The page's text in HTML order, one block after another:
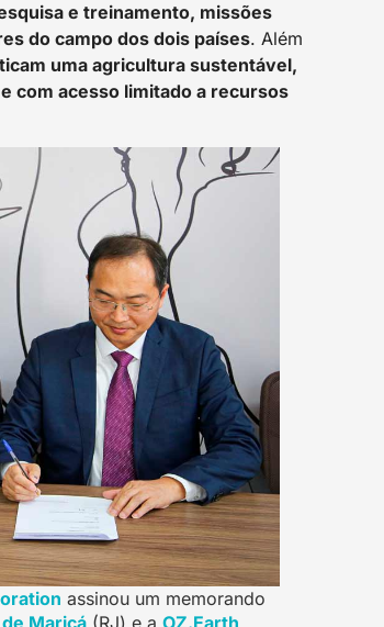
e treinamento, missões
do campo dos dois países. Além
uma agricultura sustentável,
com acesso limitado a recursos
assinou um memorando
Maricá (RJ) e a OZ.Earth